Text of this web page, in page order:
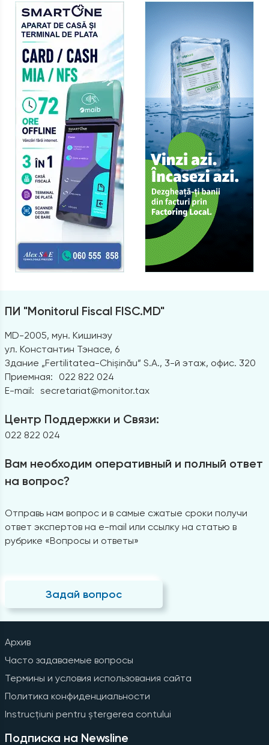
ПИ "Monitorul Fiscal FISC.MD"
MD-2005, мун. Кишинэу
ул. Константин Тэнасе, 6
Здание „Fertilitatea-Chișinău” S.A., 3-й этаж, офис. 320
Приемная:
022 822 024
E-mail: secretariat@monitor.tax
Центр Поддержки и Связи:
022 822 024
Вам необходим оперативный и полный ответ
на вопрос?
Отправь нам вопрос и в самые сжатые сроки получи
ответ экспертов на e-mail или ссылку на статью в
рубрике «Вопросы и ответы»
Задай вопрос
Архив
Часто задаваемые вопросы
Термины и условия использования сайта
Политика конфиденциальности
Instrucțiuni pentru ștergerea contului
Подписка на Newsline